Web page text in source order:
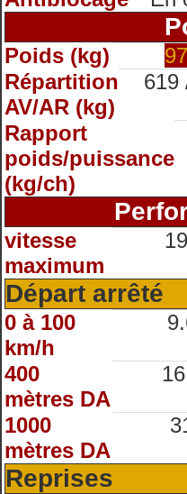
Poids (kg)
Répartition
AV/AR (kg)
619
Rapport
poids/puissance
(kg/ch)
vitesse
maximum
Départ arrêté
0 à 100
km/h
400
mètres DA
1000
mètres DA
Reprises